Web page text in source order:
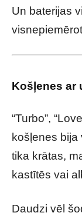
Un baterijas
Košļenes ar
“Turbo”,
košļenes
tika krātas,
kastītēs vai
Daudzi vēl